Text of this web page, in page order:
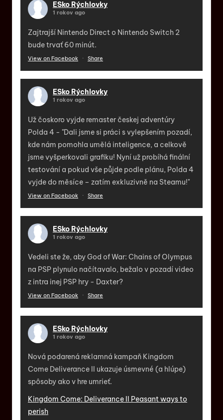
ESko Rýchlovky
1 rokov ago
Zajtrajší Nintendo Direct o Nintendo Switch 2
bude trvať 60 minút.
View on Facebook · Share
ESko Rýchlovky
1 rokov ago
Už čoskoro vyjde remaster českej adventúry
Polda 4 - "Dali jsme si práci s vylepšením pozadí,
kde nám pomohla umělá inteligence, a celkově
jsme vyšperkovali grafiku! Nyní už probíhá finální
testování a pokud vše půjde podle plánu, Polda 4
vyjde do měsíce – zatím exkluzivně na Steamu!"
View on Facebook · Share
ESko Rýchlovky
1 rokov ago
Vedeli ste že, aby God of War: Chains of Olympus
na PSP plynulo načítavalo, bežalo v pozadí video
z intra inej PSP hry - Daxter?
View on Facebook · Share
ESko Rýchlovky
1 rokov ago
Nová podarená reklamná kampaň Kingdom
Come Deliverance II ukazuje úsmevné (a hlúpe)
spôsoby ako v hre umrieť.
Kingdom Come: Deliverance II Peasant ways to
perish